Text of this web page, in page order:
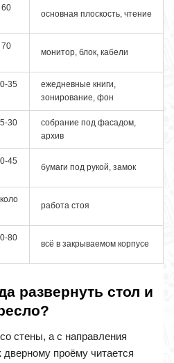
60
основная плоскость, чтение
70
монитор, блок, кабели
35
ежедневные книги,
зонирование, фон
30
собрание под фасадом,
архив
45
бумаги под рукой, замок
работа стоя
80
всё в закрываемом корпусе
развернуть стол и
стены, а с направления
дверному проёму читается